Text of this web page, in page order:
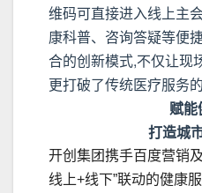
维码可直接进入线上主
康科普、咨询答疑等便
合的创新模式,不仅让现
更打破了传统医疗服务
赋
打造城
开创集团携手百度营销
线上+线下”联动的健康